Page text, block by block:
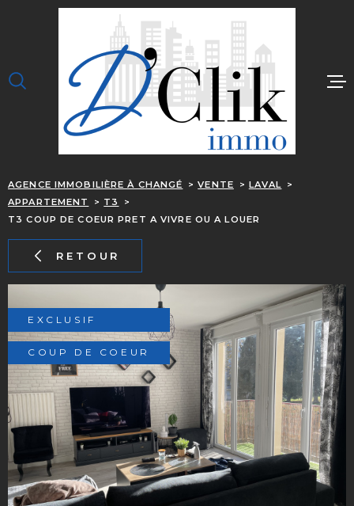
ACCUEIL
J'ESTIME
ALERTE EMAIL
AGENCE IMMOBILIÈRE À CHANGÉ VENTE
LAVAL
APPARTEMENT
T3
T3 COUP DE COEUR PRET A VIVRE OU A LOUER
RETOUR
EXCLUSIF
COUP DE COEUR